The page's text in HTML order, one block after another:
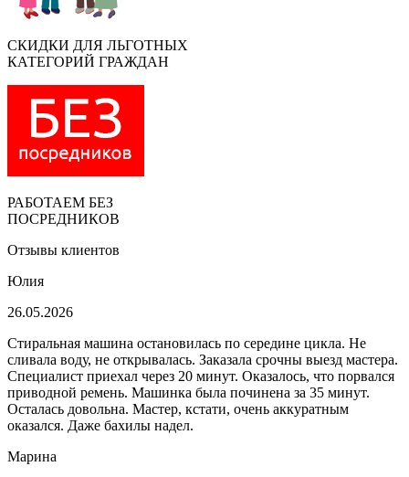
СКИДКИ ДЛЯ ЛЬГОТНЫХ
КАТЕГОРИЙ ГРАЖДАН
РАБОТАЕМ БЕЗ
ПОСРЕДНИКОВ
Отзывы клиентов
Юлия
26.05.2026
Стиральная машина остановилась по середине цикла. Не
сливала воду, не открывалась. Заказала срочны выезд мастера.
Специалист приехал через 20 минут. Оказалось, что порвался
приводной ремень. Машинка была починена за 35 минут.
Осталась довольна. Мастер, кстати, очень аккуратным
оказался. Даже бахилы надел.
Марина